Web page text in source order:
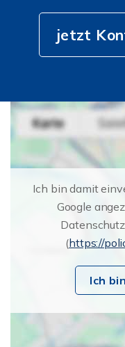
jetzt
Ich bin damit
Google
(https://
Ich